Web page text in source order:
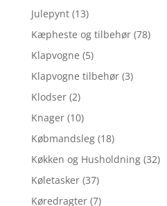
Julepynt (13)
Kæpheste og tilbehør (78)
Klapvogne (5)
Klapvogne tilbehør (3)
Klodser (2)
Knager (10)
Købmandsleg (18)
Køkken og Husholdning (32)
Køletasker (37)
Køredragter (7)